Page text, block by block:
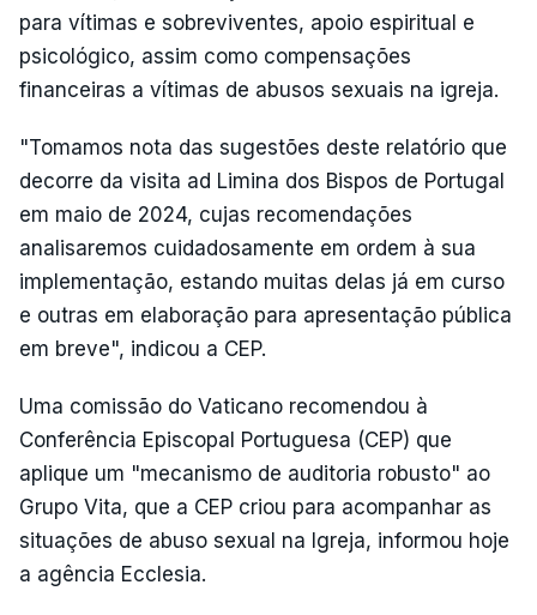
para vítimas e sobreviventes, apoio espiritual e
psicológico, assim como compensações
financeiras a vítimas de abusos sexuais na igreja.
"Tomamos nota das sugestões deste relatório que
decorre da visita ad Limina dos Bispos de Portugal
em maio de 2024, cujas recomendações
analisaremos cuidadosamente em ordem à sua
implementação, estando muitas delas já em curso
e outras em elaboração para apresentação pública
em breve", indicou a CEP.
Uma comissão do Vaticano recomendou à
Conferência Episcopal Portuguesa (CEP) que
aplique um "mecanismo de auditoria robusto" ao
Grupo Vita, que a CEP criou para acompanhar as
situações de abuso sexual na Igreja, informou hoje
a agência Ecclesia.